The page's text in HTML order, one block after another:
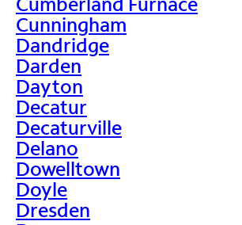
Cunningham
Dandridge
Darden
Dayton
Decatur
Decaturville
Delano
Dowelltown
Doyle
Dresden